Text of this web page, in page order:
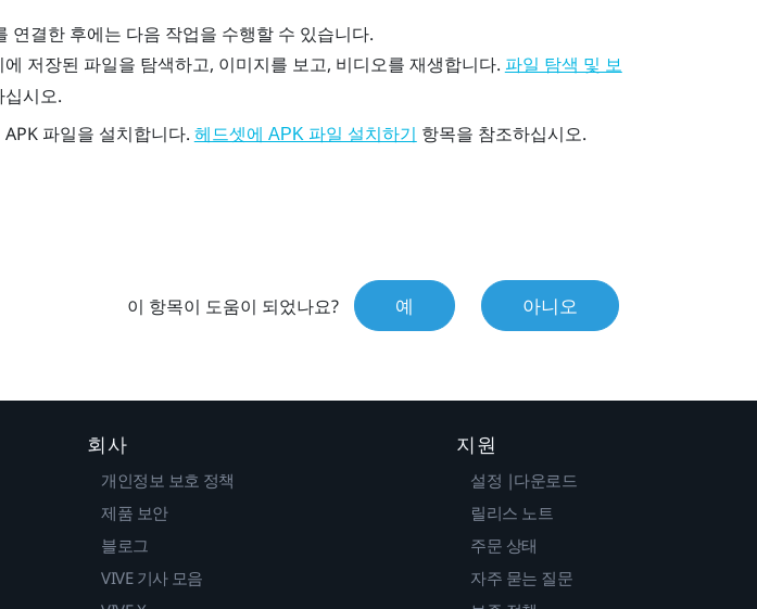
연결한 후에는 다음 작업을 수행할 수 있습니다.
저장된 파일을 탐색하고, 이미지를 보고, 비디오를 재생합니다. 파일 탐색 및 보
시오.
파일을 설치합니다. 헤드셋에 APK 파일 설치하기 항목을 참조하십시오.
이 항목이 도움이 되었나요? 예 아니오
회사
개인정보 보호 정책
제품 보안
블로그
VIVE 기사 모음
지원
설정 |다운로드
릴리스 노트
주문 상태
자주 묻는 질문